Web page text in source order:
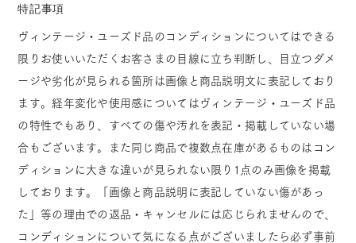
特記事項
ヴィンテージ・ユーズド品のコンディションについてはできる
限りお使いいただくお客さまの目線に立ち判断し、目立つダメ
ージや劣化が見られる箇所は画像と商品説明文に表記しており
ます。経年変化や使用感についてはヴィンテージ・ユーズド品
の特性でもあり、すべての傷や汚れを表記・掲載していない場
合もございます。また同じ商品で複数点在庫があるものはコン
ディションに大きな違いが見られない限り1点のみ画像を掲載
しております。「画像と商品説明に表記していない傷があっ
た」等の理由での返品・キャンセルには応じられませんので、
コンディションについて気になる点がございましたら必ず事前